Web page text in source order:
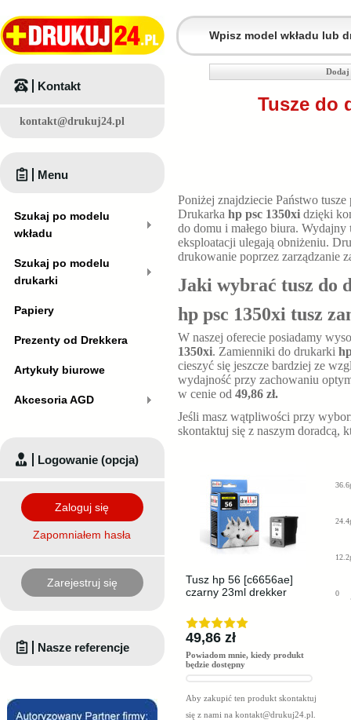
Dodaj
Tusze do
Poniżej znajdziecie Państwo
Drukarka hp psc 1350xi dzięki
do domu i małego biura. Wydajny
eksploatacji ulegają obniżeniu.
drukowanie poprzez zarządzanie
Jaki wybrać tusz
hp psc 1350xi tusz
W naszej oferecie posiadamy
1350xi. Zamienniki do drukarki
cieszyć się jeszcze bardziej ze
wydajność przy zachowaniu
w cenie od 49,86 zł.
Jeśli masz wątpliwości przy
skontaktuj się z naszym doradcą,
Tusz hp 56 [c6656ae]
czarny 23ml drekker
49,86 zł
Powiadom mnie, kiedy produkt
będzie dostępny
Aby zakupić ten produkt skontaktuj
się z nami na kontakt@drukuj24.pl
0
Kontakt
kontakt@drukuj24.pl
Menu
Szukaj po modelu
wkładu
Szukaj po modelu
drukarki
Papiery
Prezenty od Drekkera
Artykuły biurowe
Akcesoria AGD
Logowanie (opcja)
Zaloguj się
Zapomniałem hasła
Zarejestruj się
Nasze referencje